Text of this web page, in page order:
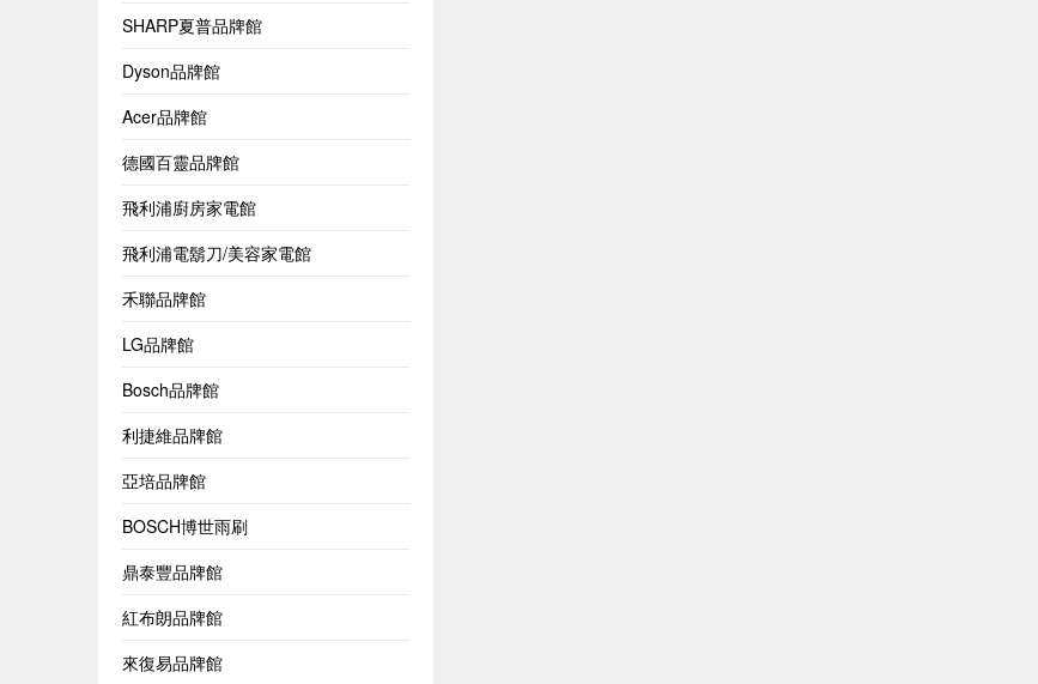
SHARP夏普品牌館
Dyson品牌館
Acer品牌館
德國百靈品牌館
飛利浦廚房家電館
飛利浦電鬍刀/美容家電館
禾聯品牌館
LG品牌館
Bosch品牌館
利捷維品牌館
亞培品牌館
BOSCH博世雨刷
鼎泰豐品牌館
紅布朗品牌館
來復易品牌館